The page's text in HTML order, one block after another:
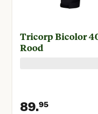
Tricorp Bicolor
Rood
89.95